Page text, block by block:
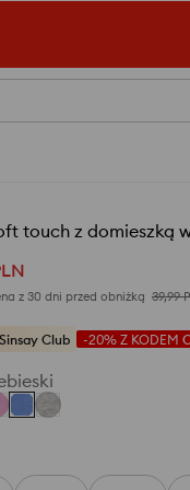
touch z domieszką
z 30 dni przed obniżką 39,99
Sinsay Club -20% Z KODEM